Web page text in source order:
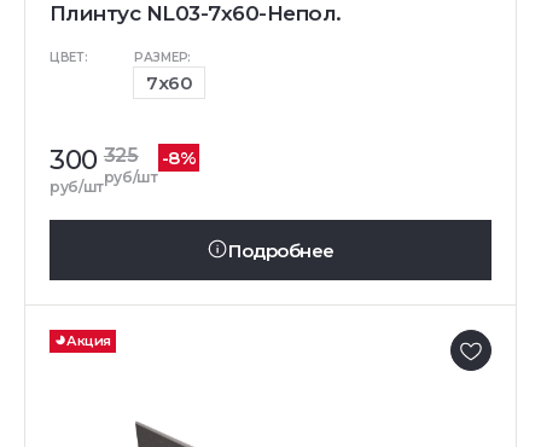
Плинтус NL03-7x60-Непол.
ЦВЕТ: РАЗМЕР:
7x60
300
руб/шт
325
руб/шт
-8%
Подробнее
Акция